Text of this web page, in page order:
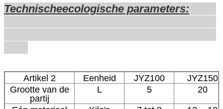
Technischeecologische parameters:
Artikel 2 Eenheid JYZ100
JYZ150
Grootte van de
partij
L 5 20